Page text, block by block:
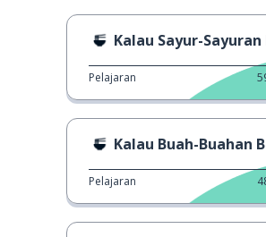
Kalau Sayur-Sayuran
Pelajaran
Kalau Buah-Buahan
Pelajaran